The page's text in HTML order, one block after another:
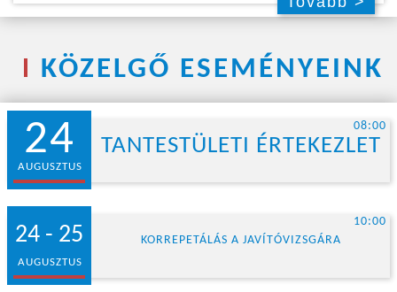
KÖZELGŐ ESEMÉNYEINK
24
AUGUSZTUS
TANTESTÜLETI ÉRTEKEZLET
08:00
24 - 25
AUGUSZTUS
KORREPETÁLÁS A JAVÍTÓVIZSGÁRA
10:00